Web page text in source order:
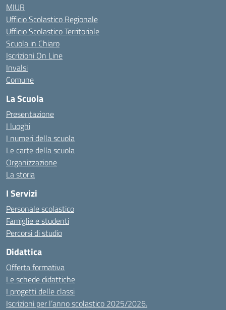
MIUR
Ufficio Scolastico Regionale
Ufficio Scolastico Territoriale
Scuola in Chiaro
Iscrizioni On Line
Invalsi
Comune
La Scuola
Presentazione
I luoghi
I numeri della scuola
Le carte della scuola
Organizzazione
La storia
I Servizi
Personale scolastico
Famiglie e studenti
Percorsi di studio
Didattica
Offerta formativa
Le schede didattiche
I progetti delle classi
Iscrizioni per l’anno scolastico 2025/2026.